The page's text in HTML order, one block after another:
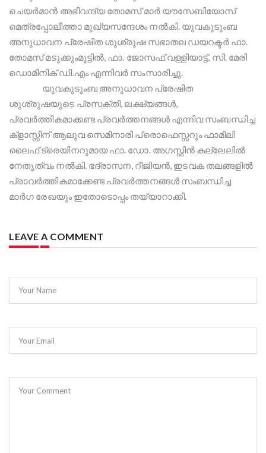
ചെയർമാൻ അഭിവന്ദ്യ തോമസ് മാർ യൗസേബിയോസ്
മെത്രപ്പോലീത്താ മുഖ്യസന്ദേശം നൽകി. യുവകുടുംബ
അനുധാവന പ്രേഷിത ശുശ്രുഷ സഭാതല ഡയറക്ടർ ഫാ.
തോമസ് മടുക്കുംമൂട്ടിൽ, ഫാ. ജോസഫ് വള്ളിയാട്ട്, സി. മേരി
ഡൊമിനിക് ഡി.എം എന്നിവർ സംസാരിച്ചു.
യുവകുടുംബ അനുധാവന പ്രേഷിത
ശുശ്രുഷയുടെ പ്രസക്തി, ലക്ഷ്യങ്ങൾ,
പ്രവർത്തികമാക്കണ്ട പ്രവർത്തനങ്ങൾ എന്നിവ സംബന്ധിച്ച
ക്‌ളാസ്സിന് ആലുവ സെമിനാരി പ്രൊഫെസ്സറും ഫാമിലി
ലൈഫ് ട്രെയിനറുമായ ഫാ. ഡോ. അഗസ്റ്റിൻ കല്ലേലിൽ
നേതൃത്വം നൽകി. ഭദ്രാസന, റീജിയൻ, ഇടവക തലങ്ങളിൽ
പ്രാവർത്തികമാക്കേണ്ട പ്രവർത്തനങ്ങൾ സംബന്ധിച്ച
മാർഗ രേഖയും ഇതോടൊപ്പം തയ്യാറാക്കി.
LEAVE A COMMENT
Your Name
Your Email
Your Comment